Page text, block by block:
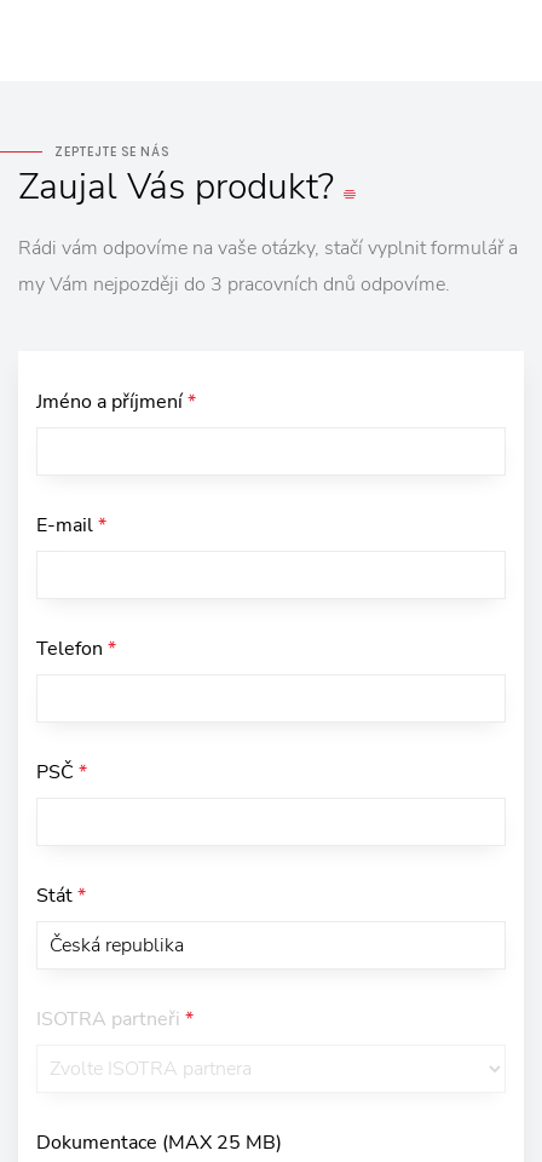
ZEPTEJTE SE NÁS
ZaujalVás produkt?
Rádi vám odpovíme na vaše otázky, stačí vyplnit formulář a
my Vám nejpozději do 3 pracovních dnů odpovíme.
Jméno a příjmení*
E-mail*
Telefon *
PSČ *
Stát*
ISOTRA partneři *
Dokumentace (MAX 25 MB)